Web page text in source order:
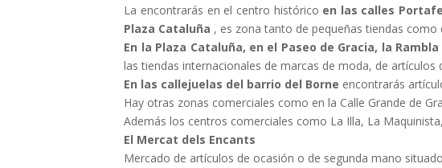
La encontrarás en el centro histórico en las calles
Plaza Cataluña , es zona tanto de pequeñas tiendas como
En la Plaza Cataluña, en el Paseo de Gracia, la
las tiendas internacionales de marcas de moda, de artículos
En las callejuelas del barrio del Borne encontrarás
Hay otras zonas comerciales como en la Calle Grande de
Además los centros comerciales como La Illa, La
El Mercat dels Encants
Mercado de artículos de ocasión o de segunda mano